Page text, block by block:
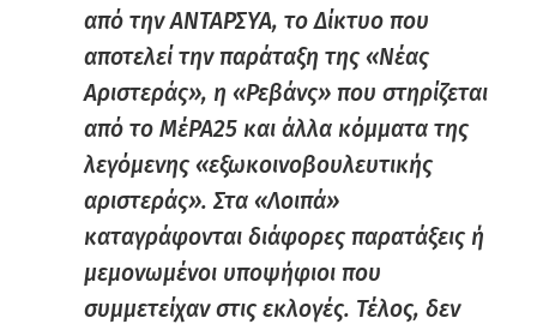
από την ΑΝΤΑΡΣΥΑ, το Δίκτυο που
αποτελεί την παράταξη της «Νέας
Αριστεράς», η «Ρεβάνς» που στηρίζεται
από το ΜέΡΑ25 και άλλα κόμματα της
λεγόμενης «εξωκοινοβουλευτικής
αριστεράς». Στα «Λοιπά»
καταγράφονται διάφορες παρατάξεις ή
μεμονωμένοι υποψήφιοι που
συμμετείχαν στις εκλογές. Τέλος, δεν